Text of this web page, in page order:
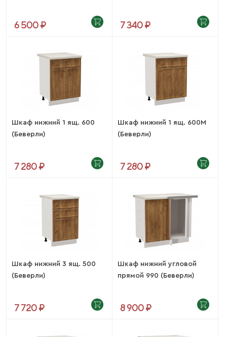
6 500 ₽ 7 340 ₽
Шкаф нижний 1 ящ. 600
(Беверли)
7 280 ₽
Шкаф нижний 1 ящ. 600М
(Беверли)
7 280 ₽
Шкаф нижний 3 ящ. 500
(Беверли)
7 720 ₽
Шкаф нижний угловой
прямой 990 (Беверли)
8 900 ₽